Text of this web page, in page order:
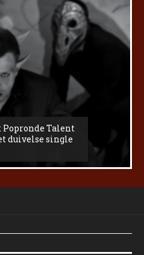
Talent
duivelse single